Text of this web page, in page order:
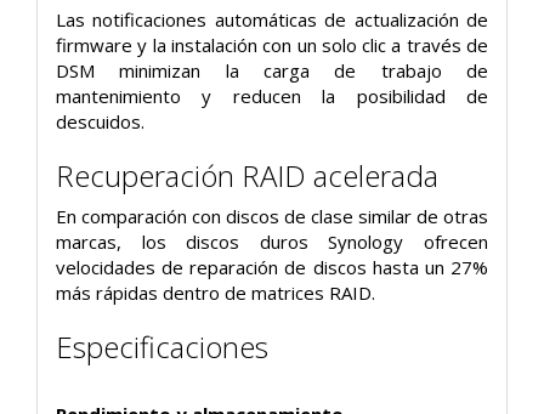
Las notificaciones automáticas de actualización de
firmware y la instalación con un solo clic a través de
DSM minimizan la carga de trabajo de
mantenimiento y reducen la posibilidad de
descuidos.
Recuperación RAID acelerada
En comparación con discos de clase similar de otras
marcas, los discos duros Synology ofrecen
velocidades de reparación de discos hasta un 27%
más rápidas dentro de matrices RAID.
Especificaciones